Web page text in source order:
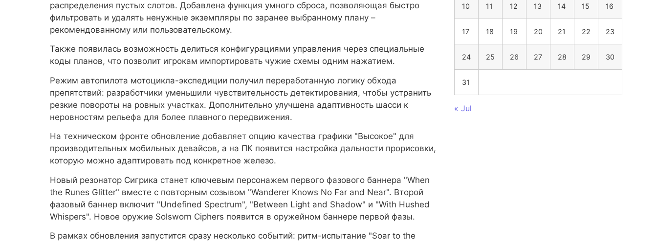
распределения пустых слотов. Добавлена функция умного сброса, позволяющая быстро
фильтровать и удалять ненужные экземпляры по заранее выбранному плану –
рекомендованному или пользовательскому.
Также появилась возможность делиться конфигурациями управления через специальные
коды планов, что позволит игрокам импортировать чужие схемы одним нажатием.
Режим автопилота мотоцикла-экспедиции получил переработанную логику обхода
препятствий: разработчики уменьшили чувствительность детектирования, чтобы устранить
резкие повороты на ровных участках. Дополнительно улучшена адаптивность шасси к
неровностям рельефа для более плавного передвижения.
На техническом фронте обновление добавляет опцию качества графики "Высокое" для
производительных мобильных девайсов, а на ПК появится настройка дальности прорисовки,
которую можно адаптировать под конкретное железо.
Новый резонатор Сигрика станет ключевым персонажем первого фазового баннера "When
the Runes Glitter" вместе с повторным созывом "Wanderer Knows No Far and Near". Второй
фазовый баннер включит "Undefined Spectrum", "Between Light and Shadow" и "With Hushed
Whispers". Новое оружие Solsworn Ciphers появится в оружейном баннере первой фазы.
В рамках обновления запустится сразу несколько событий: ритм-испытание "Soar to the
10 11 12 13 14 15 16
17 18 19 20 21 22 23
24 25 26 27 28 29 30
31
« Jul